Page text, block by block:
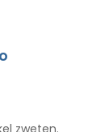
zweten.